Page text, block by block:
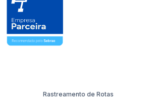
Rastreamento de Rotas